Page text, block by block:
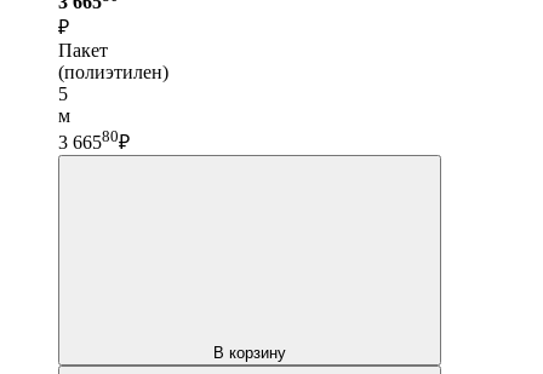
₽
Пакет
(полиэтилен)
5
м
3 66580₽
В корзину